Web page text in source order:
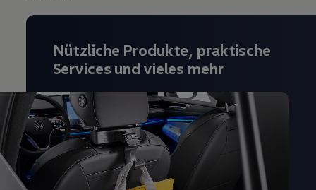
Nützliche Produkte, praktische
Services und vieles mehr